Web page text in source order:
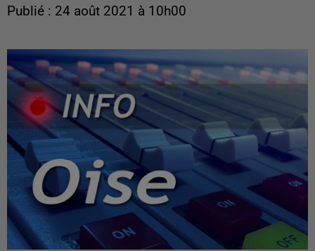
Publié : 24 août 2021 à 10h00